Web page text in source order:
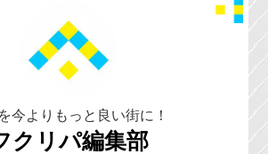
今よりもっと良い街に！
クリパ編集部